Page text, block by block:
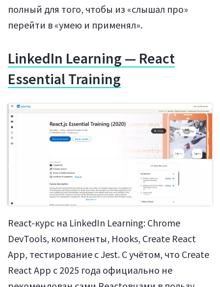
полный для того, чтобы из «слышал про»
перейти в «умею и применял».
LinkedIn Learning — React
Essential Training
React-курс на LinkedIn Learning: Chrome
DevTools, компоненты, Hooks, Create React
App, тестирование с Jest. С учётом, что Create
React App с 2025 года официально не